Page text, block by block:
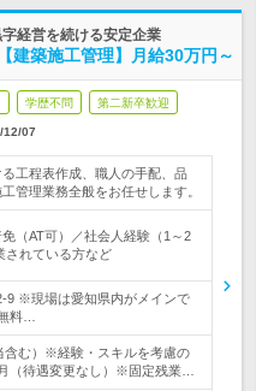
経営を続ける安定企業
築施工管理】月給30万円～
学歴不問 第二新卒歓迎
12/07
工程表作成、職人の手配、品
管理業務全般をお任せします。
（AT可）／社会人経験（1～2
されている方など
9 ※現場は愛知県内がメインで
料…
含む）※経験・スキルを考慮の
（待遇変更なし）※固定残業…